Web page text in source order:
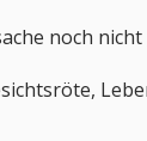
noch